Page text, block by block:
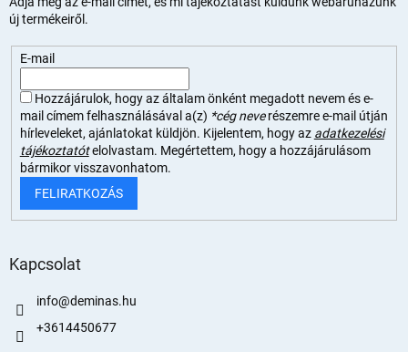
új termékeiről.
E-mail
Hozzájárulok, hogy az általam önként megadott nevem és e-
mail címem felhasználásával a(z) *cég neverészemre e-mail útján
hírleveleket, ajánlatokat küldjön. Kijelentem, hogy az adatkezelési
tájékoztatót elolvastam. Megértettem, hogy a hozzájárulásom
bármikor visszavonhatom.
FELIRATKOZÁS
Kapcsolat
info@deminas.hu
+3614450677